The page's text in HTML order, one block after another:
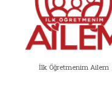
İlk Öğretmenim Ailem